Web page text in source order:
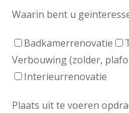
Waarin bent u
Badkamerrenovatie
Verbouwing (zolder,
Interieurrenovatie
Plaats uit te voeren